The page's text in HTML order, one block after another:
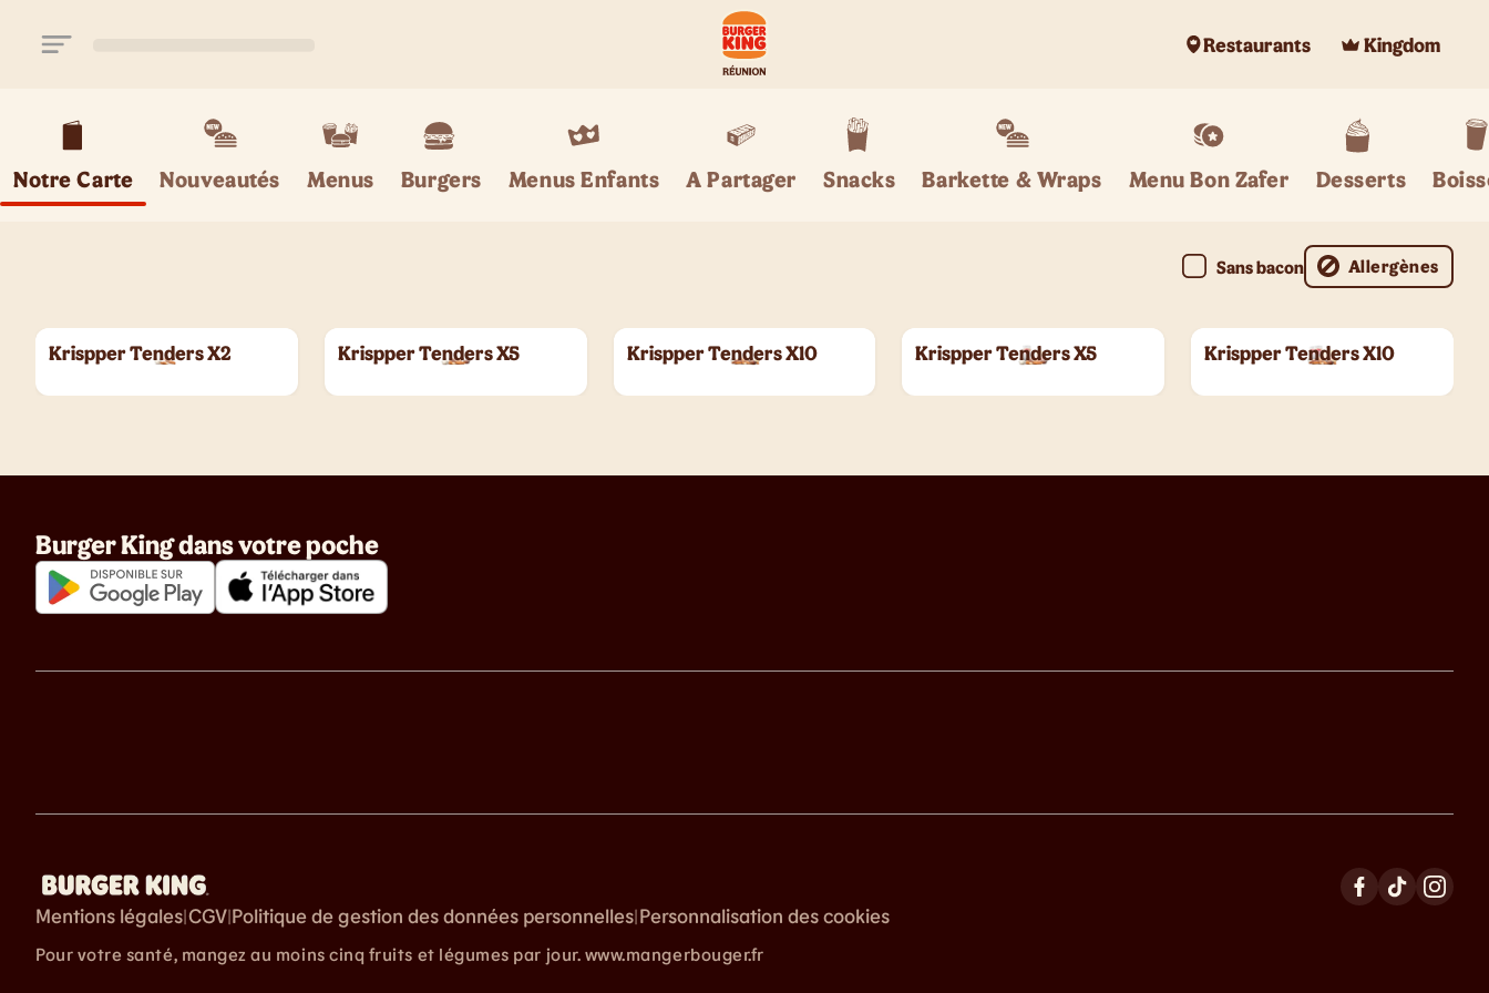
Restaurants
Kingdom
Notre Carte Nouveautés Menus Burgers Menus Enfants A Partager Snacks Barkette & Wraps Menu Bon Zafer Desserts
Sans bacon Allergènes
Krispper Tenders X2 Krispper Tenders X5 Krispper Tenders X10 Krispper Tenders X5 Krispper Tenders X10
Burger King dans votre poche
Mentions légales|CGV|Politique de gestion des données personnelles|Personnalisation des cookies
Pour votre santé, mangez au moins cinq fruits et légumes par jour. www.mangerbouger.fr